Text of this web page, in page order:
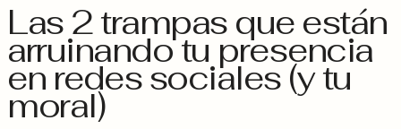
Las 2 trampas que están
arruinando tu presencia
en redes sociales (y tu
moral)